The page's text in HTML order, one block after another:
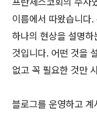
이름에서 따왔습니다
하나의 현상을 설명
것입니다. 어떤 것을
없고 꼭 필요한 것만
블로그를 운영하고